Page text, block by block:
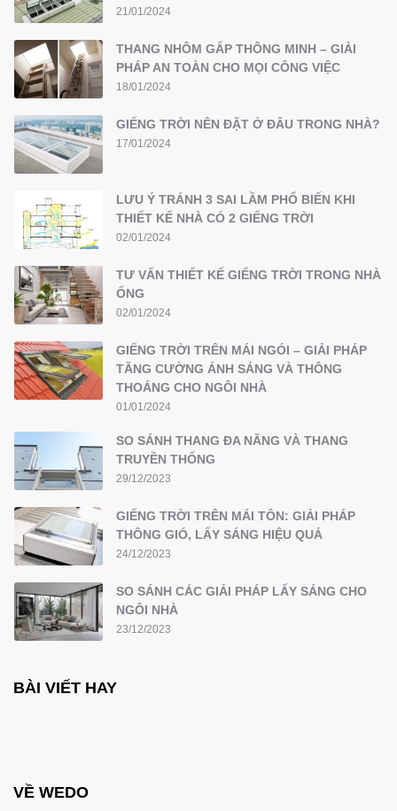
21/01/2024
THANG NHÔM GẤP THÔNG MINH – GIẢI
PHÁP AN TOÀN CHO MỌI CÔNG VIỆC
18/01/2024
GIẾNG TRỜI NÊN ĐẶT Ở ĐÂU TRONG NHÀ?
17/01/2024
LƯU Ý TRÁNH 3 SAI LẦM PHỔ BIẾN KHI
THIẾT KẾ NHÀ CÓ 2 GIẾNG TRỜI
02/01/2024
TƯ VẤN THIẾT KẾ GIẾNG TRỜI TRONG NHÀ
ỐNG
02/01/2024
GIẾNG TRỜI TRÊN MÁI NGÓI – GIẢI PHÁP
TĂNG CƯỜNG ÁNH SÁNG VÀ THÔNG
THOÁNG CHO NGÔI NHÀ
01/01/2024
SO SÁNH THANG ĐA NĂNG VÀ THANG
TRUYỀN THỐNG
29/12/2023
GIẾNG TRỜI TRÊN MÁI TÔN: GIẢI PHÁP
THÔNG GIÓ, LẤY SÁNG HIỆU QUẢ
24/12/2023
SO SÁNH CÁC GIẢI PHÁP LẤY SÁNG CHO
NGÔI NHÀ
23/12/2023
BÀI VIẾT HAY
VỀ WEDO